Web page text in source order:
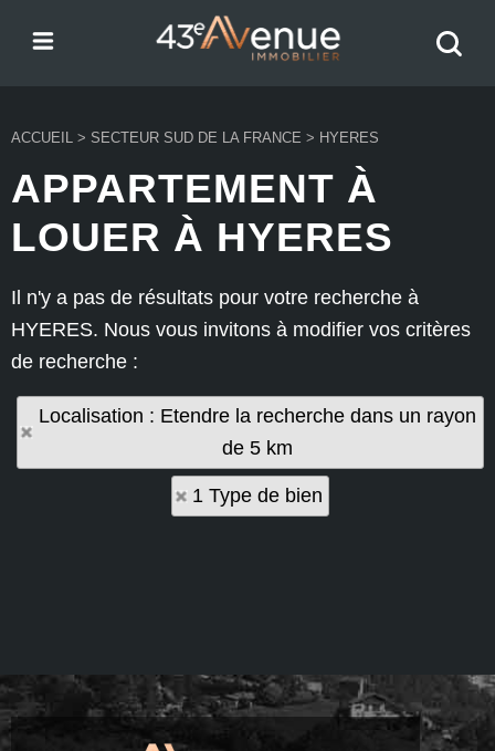
ACCUEIL > SECTEUR SUD DE LA FRANCE > HYERES
APPARTEMENT À
LOUER À HYERES
Il n'y a pas de résultats pour votre recherche à
HYERES. Nous vous invitons à modifier vos critères
de recherche :
Localisation : Etendre la recherche dans un rayon
de 5 km
1 Type de bien